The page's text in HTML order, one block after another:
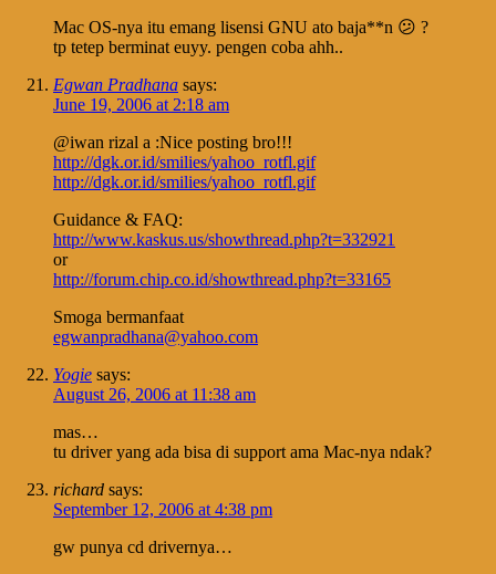
Mac OS-nya itu emang lisensi GNU ato baja**n 😕 ?
tp tetep berminat euyy. pengen coba ahh..
Egwan Pradhana says:
June 19, 2006 at 2:18 am
@iwan rizal a :Nice posting bro!!!
http://dgk.or.id/smilies/yahoo_rotfl.gif
http://dgk.or.id/smilies/yahoo_rotfl.gif
Guidance & FAQ:
http://www.kaskus.us/showthread.php?t=332921
or
http://forum.chip.co.id/showthread.php?t=33165
Smoga bermanfaat
egwanpradhana@yahoo.com
Yogie says:
August 26, 2006 at 11:38 am
mas…
tu driver yang ada bisa di support ama Mac-nya ndak?
richard says:
September 12, 2006 at 4:38 pm
gw punya cd drivernya…